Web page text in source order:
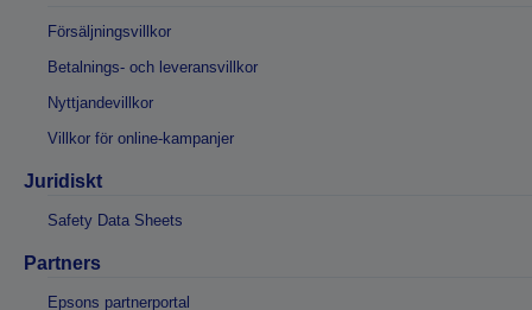
Försäljningsvillkor
Betalnings- och leveransvillkor
Nyttjandevillkor
Villkor för online-kampanjer
Juridiskt
Safety Data Sheets
Partners
Epsons partnerportal